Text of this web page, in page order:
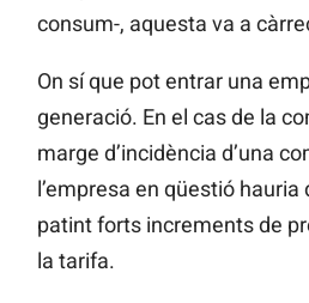
consum-, aquesta va a
On sí que pot entrar una
generació. En el cas de la
marge d’incidència d’una
l’empresa en qüestió
patint forts increments de
la tarifa.